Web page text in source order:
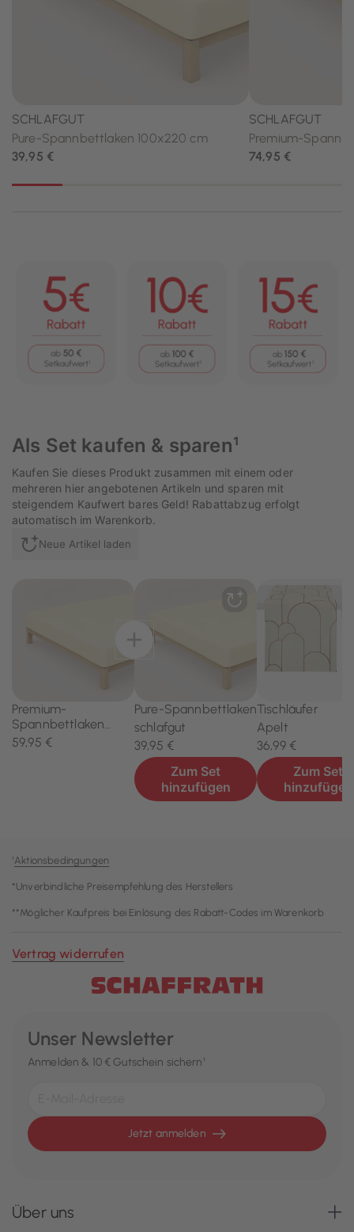
¹Aktionsbedingungen
*Unverbindliche Preisempfehlung des Herstellers
**Möglicher Kaufpreis bei Einlösung des Rabatt-Codes im Warenkorb
Vertrag widerrufen
Unser Newsletter
Anmelden & 10 € Gutschein sichern¹
Jetzt anmelden
Über uns